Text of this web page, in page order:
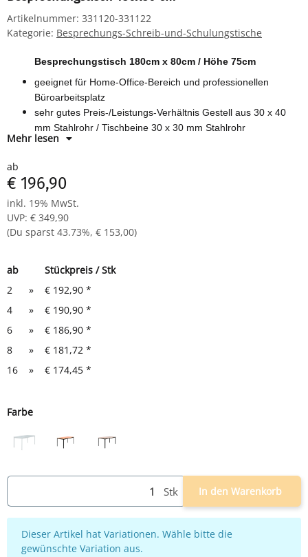
Artikelnummer: 331120-331122
Kategorie: Besprechungs-Schreib-und-Schulungstische
Besprechungstisch 180cm x 80cm / Höhe 75cm
geeignet für Home-Office-Bereich und professionellen
Büroarbeitsplatz
sehr gutes Preis-/Leistungs-Verhältnis Gestell aus 30 x 40
mm Stahlrohr / Tischbeine 30 x 30 mm Stahlrohr
Pulverbeschichtet mit Bodenausgleichsfüßen
24 Monate Herstellergarantie
leichte Montage (Zeitaufwand ca. 10 Minuten)
Maße: 750 x 1600 x 800 mm (HxBxT)
Mehr lesen
ab
€ 196,90
inkl. 19% MwSt.
UVP: € 349,90
(Du sparst 43.73%, € 153,00)
ab
Stückpreis / Stk
2
» € 192,90 *
4
» € 190,90 *
6
» € 186,90 *
8
» € 181,72 *
16
» € 174,45 *
Farbe
Stk In den Warenkorb
x
Dieser Artikel hat Variationen. Wähle bitte die
gewünschte Variation aus.